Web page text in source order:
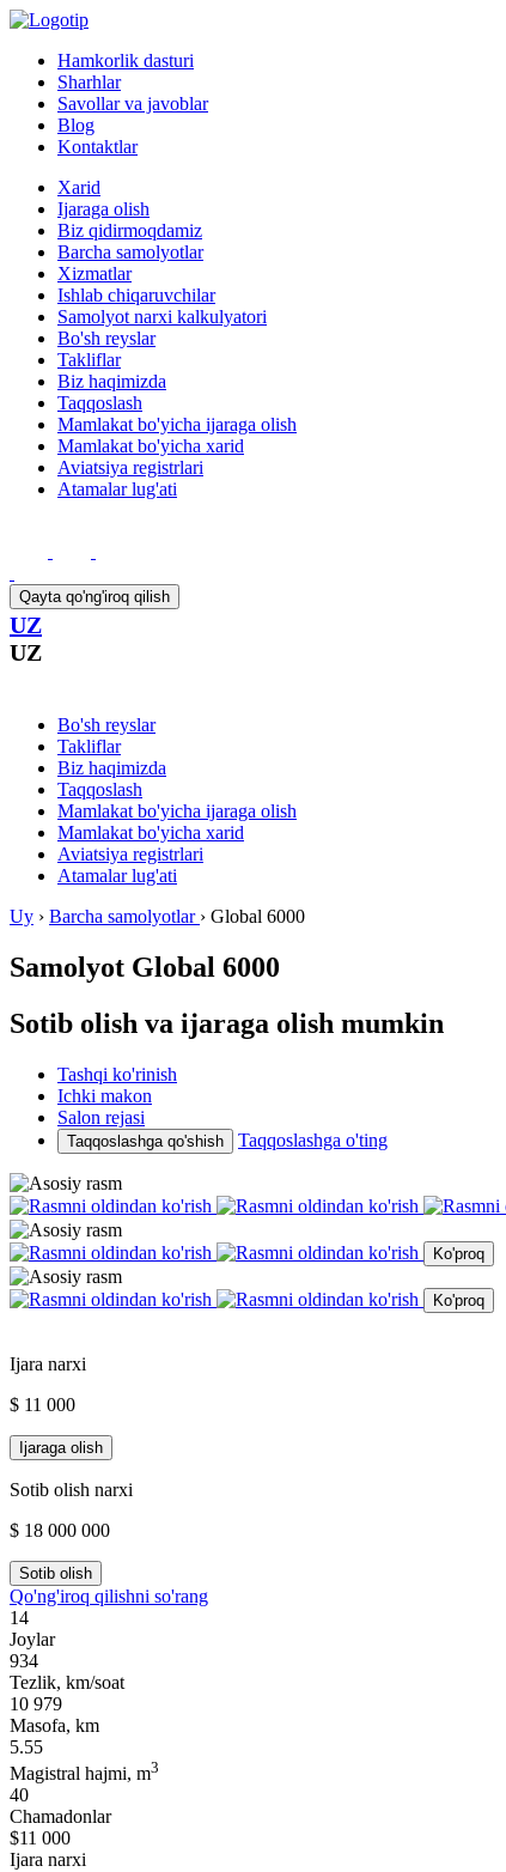
Hamkorlik dasturi
Sharhlar
Savollar va javoblar
Blog
Kontaktlar
Xarid
Ijaraga olish
Biz qidirmoqdamiz
Barcha samolyotlar
Xizmatlar
Ishlab chiqaruvchilar
Samolyot narxi kalkulyatori
Bo'sh reyslar
Takliflar
Biz haqimizda
Taqqoslash
Mamlakat bo'yicha ijaraga olish
Mamlakat bo'yicha xarid
Aviatsiya registrlari
Atamalar lug'ati
Qayta qo'ng'iroq qilish
UZ
UZ
Bo'sh reyslar
Takliflar
Biz haqimizda
Taqqoslash
Mamlakat bo'yicha ijaraga olish
Mamlakat bo'yicha xarid
Aviatsiya registrlari
Atamalar lug'ati
Uy › Barcha samolyotlar › Global 6000
Samolyot Global 6000
Sotib olish va ijaraga olish mumkin
Tashqi ko'rinish
Ichki makon
Salon rejasi
Taqqoslashga qo'shish Taqqoslashga o'ting
Ko'proq
Ko'proq
Ijara narxi
$ 11 000
Ijaraga olish
Sotib olish narxi
$ 18 000 000
Sotib olish
Qo'ng'iroq qilishni so'rang
14
Joylar
934
Tezlik, km/soat
10 979
Masofa, km
5.55
Magistral hajmi, m3
40
Chamadonlar
$11 000
Ijara narxi